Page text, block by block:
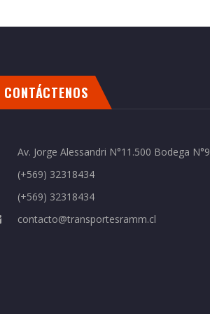
CONTÁCTENOS
Av. Jorge Alessandri N°11.500 Bodega N°9
(+569) 32318434
(+569) 32318434
contacto@transportesramm.cl